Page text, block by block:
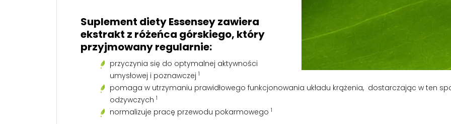
Suplement dietyEssenseyzawiera
ekstrakt z różeńca górskiego, który
przyjmowany regularnie:
przyczynia się do optymalnej aktywności
umysłowej i poznawczej 1
pomaga w utrzymaniu prawidłowego funkcjonowania układu krążenia, dostarczając w ten
odżywczych 1
normalizuje pracę przewodu pokarmowego 1